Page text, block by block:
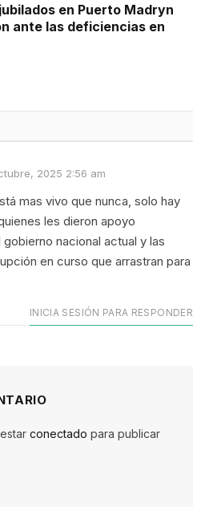
en Puerto Madryn
ante las deficiencias en
2025 2:56 am
mas vivo que nunca, solo hay
les dieron apoyo
nacional actual y las
en curso que arrastran para
INICIA SESIÓN PARA RESPONDER
conectado para publicar